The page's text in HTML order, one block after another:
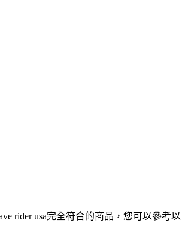
rider usa完全符合的商品，您可以參考以